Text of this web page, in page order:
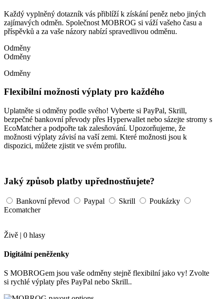
Každý vyplněný dotazník vás přiblíží k získání peněz nebo jiných
zajímavých odměn. Společnost MOBROG si váží vašeho času a
příspěvků a za vaše názory nabízí spravedlivou odměnu.
Odměny
Odměny
Odměny
Flexibilní možnosti výplaty pro každého
Uplatněte si odměny podle svého! Vyberte si PayPal, Skrill,
bezpečné bankovní převody přes Hyperwallet nebo sázejte stromy s
EcoMatcher a podpořte tak zalesňování. Upozorňujeme, že
možnosti výplaty závisí na vaší zemi. Které možnosti jsou k
dispozici, můžete zjistit ve svém profilu.
Jaký způsob platby upřednostňujete?
Bankovní převod Paypal Skrill
Poukázky
Ecomatcher
Živě | 0 hlasy
Digitální peněženky
S MOBROGem jsou vaše odměny stejně flexibilní jako vy! Zvolte
si rychlé výplaty přes PayPal nebo Skrill..